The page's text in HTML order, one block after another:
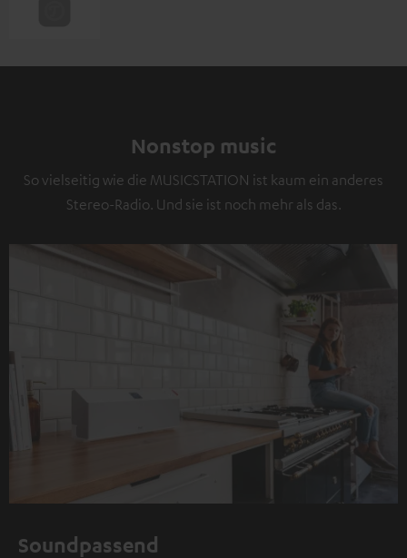
Nonstop music
So vielseitig wie die MUSICSTATION ist kaum ein anderes
Stereo-Radio. Und sie ist noch mehr als das.
Soundpassend